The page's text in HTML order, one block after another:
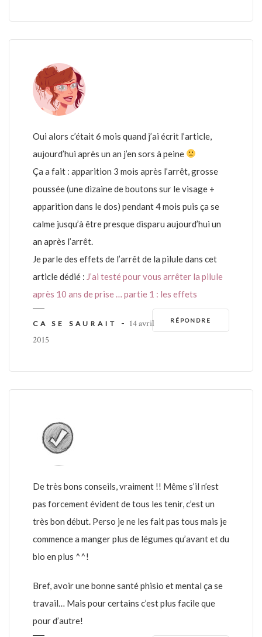
Oui alors c’était 6 mois quand j’ai écrit l’article,
aujourd’hui après un an j’en sors à peine
Ça a fait : apparition 3 mois après l’arrêt, grosse
poussée (une dizaine de boutons sur le visage +
apparition dans le dos) pendant 4 mois puis ça se
calme jusqu’à être presque disparu aujourd’hui un
an après l’arrêt.
Je parle des effets de l’arrêt de la pilule dans cet
article dédié : J’ai testé pour vous arrêter la pilule
après 10 ans de prise … partie 1 : les effets
RÉPONDRE
CA SE SAURAIT - 14 avril
2015
De très bons conseils, vraiment !! Même s’il n’est
pas forcement évident de tous les tenir, c’est un
très bon début. Perso je ne les fait pas tous mais je
commence a manger plus de légumes qu’avant et du
bio en plus ^^!
Bref, avoir une bonne santé phisio et mental ça se
travail… Mais pour certains c’est plus facile que
pour d’autre!